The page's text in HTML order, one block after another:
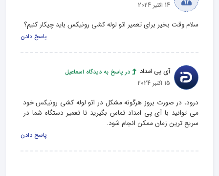
14 اکتبر 2024
سلام وقت بخیر برای تعمیر اتو لوله کشی رونیکس باید چیکار کنیم؟
پاسخ دادن
آی پی امداد
در پاسخ به دیدگاه اسماعیل
15 اکتبر 2024
درود، در صورت بروز هرگونه مشکل در اتو لوله کشی رونیکس خود
می توانید با آی پی امداد تماس بگیرید تا تعمیر دستگاه شما در
سریع ترین زمان ممکن انجام شود.
پاسخ دادن